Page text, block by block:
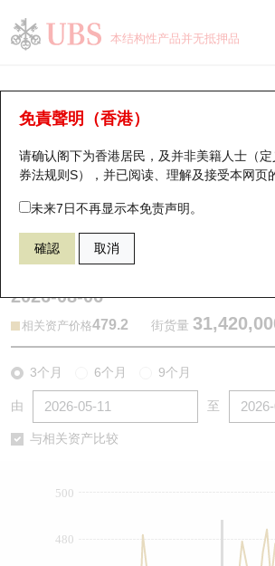
本结构性产品并无抵押品
免責聲明（香港）
请确认阁下为香港居民，及并非美籍人士（
券法规则S），并已阅读、理解及接受本网页
未来7日不再显示本免责声明。
確認 取消
牛熊证分析仪
表现 街货统计 比较
54752 瑞银牛证 0700 腾讯控股
2026-08-06
相关资产价格479.2 街货量
3个月 6个月 9个月
由 至
与相关资产比较
480
500
瑞银认股证一览
新发行瑞银认股证
即将到期认股证
认股证到期结算价查找
认股证分析仪
认股证/牛熊证日志
街货统计
比较
牛熊全景快搜
牛熊证搜寻
牛熊证街货分布图
正股牛熊证列表
新发行瑞银牛熊证
牛熊证到期结算价查找
街货统计
比较
十大升幅/跌幅
十大认股证成交分布
十天股证占大市成交
资金流
街货统计
正股分析仪
二十大活跃股份
恒指成份股
国指成份股
科指成份股
中资ETFs溢价比较
持股比重
显示所有持股比重
每月轮证大市专题
轮证专栏
讲座及教育短片
认股证投资者教育
牛熊证投资者教育